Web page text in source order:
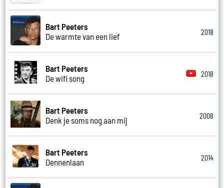
Bart Peeters
De warmte van een lief
2018
Bart Peeters
De wifi song
2018
Bart Peeters
Denk je soms nog aan mij
2008
Bart Peeters
Dennenlaan
2014